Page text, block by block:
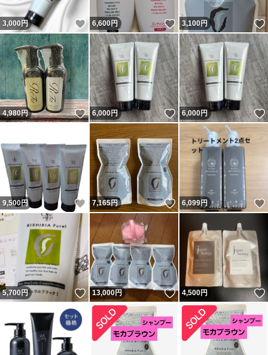
3,000 円 いいね！
6,600円 いいね！
3,100円
4,980円 いいね！
6,000円 いいね！
6,000円
9,500円 いいね！
7,165円 いいね！
6,099円
5,700円 いいね！
13,000円 いいね！
4,500円